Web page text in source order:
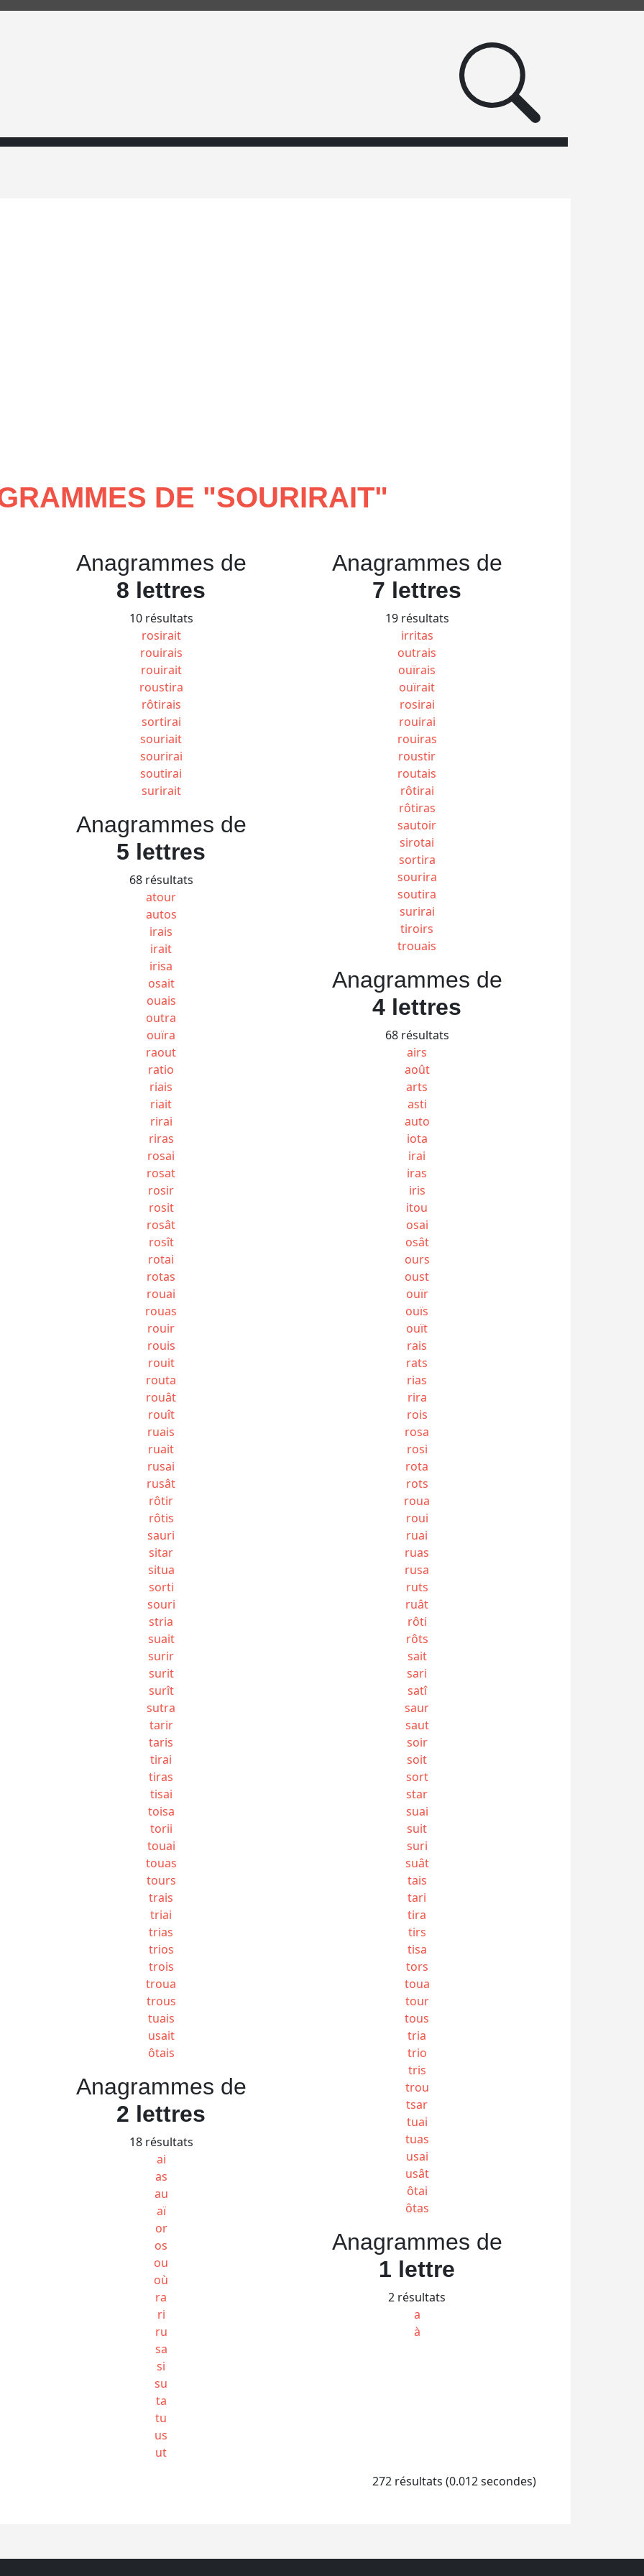
DE "SOURIRAIT"
Anagrammes de
8 lettres
10 résultats
rosirait
rouirais
rouirait
roustira
rôtirais
sortirai
souriait
sourirai
soutirai
surirait
Anagrammes de
7 lettres
19 résultats
irritas
outrais
ouïrais
ouïrait
rosirai
rouirai
rouiras
roustir
routais
rôtirai
rôtiras
sautoir
sirotai
sortira
sourira
soutira
surirai
tiroirs
trouais
Anagrammes de
5 lettres
68 résultats
atour
autos
irais
irait
irisa
osait
ouais
outra
ouïra
raout
ratio
riais
riait
rirai
riras
rosai
rosat
rosir
rosit
rosât
rosît
rotai
rotas
rouai
rouas
rouir
rouis
rouit
routa
rouât
rouît
ruais
ruait
rusai
rusât
rôtir
rôtis
sauri
sitar
situa
sorti
souri
stria
suait
surir
surit
surît
sutra
tarir
taris
tirai
tiras
tisai
toisa
torii
touai
touas
tours
trais
triai
trias
trios
trois
troua
trous
tuais
usait
ôtais
Anagrammes de
4 lettres
68 résultats
airs
août
arts
asti
auto
iota
irai
iras
iris
itou
osai
osât
ours
oust
ouïr
ouïs
ouït
rais
rats
rias
rira
rois
rosa
rosi
rota
rots
roua
roui
ruai
ruas
rusa
ruts
ruât
rôti
rôts
sait
sari
satî
saur
saut
soir
soit
sort
star
suai
suit
suri
suât
tais
tari
tira
tirs
tisa
tors
toua
tour
tous
tria
trio
tris
trou
tsar
tuai
tuas
usai
usât
ôtai
ôtas
Anagrammes de
2 lettres
18 résultats
ai
as
au
aï
or
os
ou
où
ra
ri
ru
sa
si
su
ta
tu
us
ut
Anagrammes de
1 lettre
2 résultats
a
à
272 résultats (0.012 secondes)